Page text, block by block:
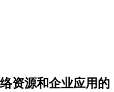
资源和企业应用的